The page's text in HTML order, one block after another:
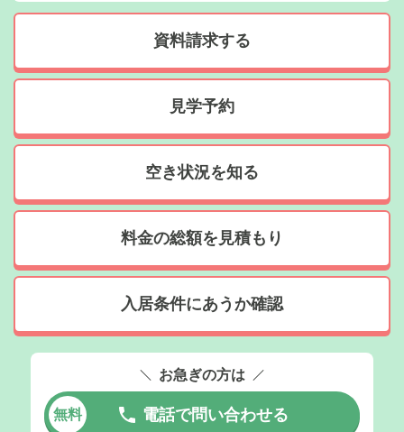
資料請求する
見学予約
空き状況を知る
料金の総額を見積もり
入居条件にあうか確認
お急ぎの方は
無料 電話で問い合わせる